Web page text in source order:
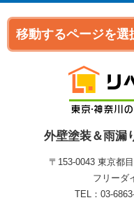
外壁塗装＆雨漏
〒153-0043 東京都
フリーダ
TEL：03-